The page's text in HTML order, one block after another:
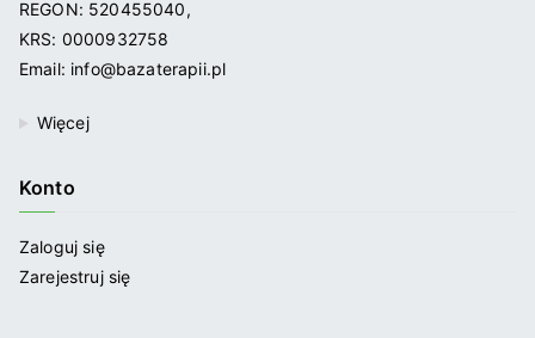
REGON: 520455040,
KRS: 0000932758
Email: info@bazaterapii.pl
Więcej
Konto
Zaloguj się
Zarejestruj się